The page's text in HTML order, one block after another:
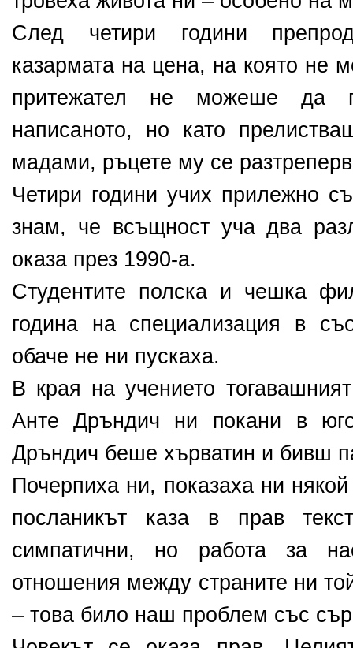
След четири години
казармата на цена, на която не
притежател не можеше да
написаното, но като
мадами, ръцете му се
Четири години учих прилежно
знам, че всъщност уча два
оказа през 1990-а.
Студентите полска и чешка
година на специализация в
обаче не ни пускаха.
В края на учението
Анте Дръндич ни покани в
Дръндич беше хърватин и бивш
Почерпиха ни, показаха ни
посланикът каза в прав
симпатични, но работа за
отношения между страните ни
– това било наш проблем със